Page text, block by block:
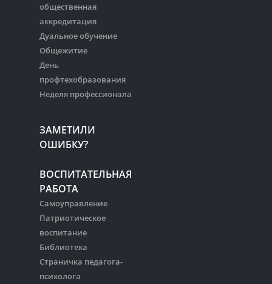
общественная
аккредитация
Дуальное обучение
Общежитие
День
профтехобразования
Неделя профессионала
ЗАМЕТИЛИ
ОШИБКУ?
ВОСПИТАТЕЛЬНАЯ
РАБОТА
Самоуправление
Патриотическое
воспитание
Библиотека
Страничка педагога-
психолога